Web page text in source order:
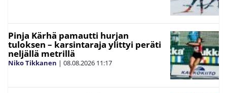
Pinja Kärhä pamautti hurjan
tuloksen – karsintaraja ylittyi peräti
neljällä metrillä
Niko Tikkanen | 08.08.2026 11:17